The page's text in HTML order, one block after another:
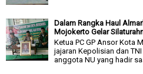
Dalam Rangka Haul
Mojokerto Gelar
Ketua PC GP Ansor Kota
jajaran Kepolisian dan
anggota NU yang hadir